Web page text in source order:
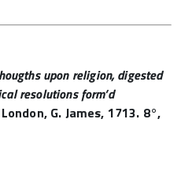
upon religion, digested
resolutions form’d
G. James, 1713. 8°,